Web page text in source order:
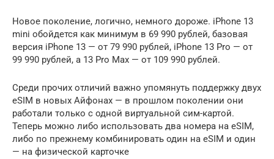
Новое поколение, логично, немного дороже. iPhone 13
mini обойдется как минимум в 69 990 рублей, базовая
версия iPhone 13 — от 79 990 рублей, iPhone 13 Pro — от
99 990 рублей, а 13 Pro Max — от 109 990 рублей.
Среди прочих отличий важно упомянуть поддержку двух
eSIM в новых Айфонах — в прошлом поколении они
работали только с одной виртуальной сим-картой.
Теперь можно либо использовать два номера на eSIM,
либо по прежнему комбинировать один на eSIM и один
— на физической карточке